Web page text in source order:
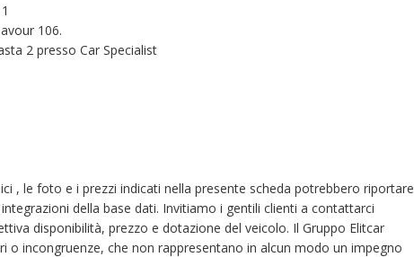
106.
2 presso Car Specialist
, le foto e i prezzi indicati nella presente scheda potrebbero riportare
della base dati. Invitiamo i gentili clienti a contattarci
disponibilità, prezzo e dotazione del veicolo. Il Gruppo Elitcar
o incongruenze, che non rappresentano in alcun modo un impegno